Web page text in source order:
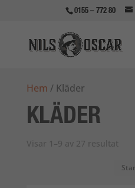
0155 – 772 80
Hem / Kläder
KLÄDER
Visar 1–9 av 27 resultat